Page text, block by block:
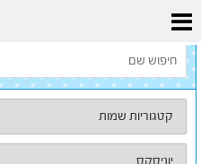
דף הבית